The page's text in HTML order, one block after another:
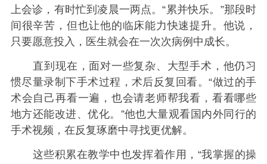
上会诊，有时忙到凌晨一两点。“累并快乐。”那段时
间很辛苦，但也让他的临床能力快速提升。他说，
只要愿意投入，医生就会在一次次病例中成长。
直到现在，面对一些复杂、大型手术，他仍习
惯尽量录制下手术过程，术后反复回看。“做过的手
术会自己再看一遍，也会请老师帮我看，看看哪些
地方还能改进、优化。”他也大量观看国内外同行的
手术视频，在反复琢磨中寻找更优解。
这些积累在教学中也发挥着作用，“我掌握的操